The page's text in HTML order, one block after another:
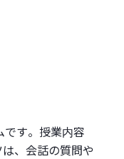
す。授業内容
、会話の質問や